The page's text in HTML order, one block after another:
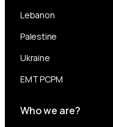
Lebanon
Palestine
Ukraine
EMT PCPM
Who we are?